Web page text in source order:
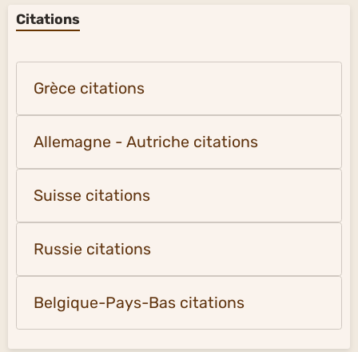
Citations
Grèce citations
Allemagne - Autriche citations
Suisse citations
Russie citations
Belgique-Pays-Bas citations